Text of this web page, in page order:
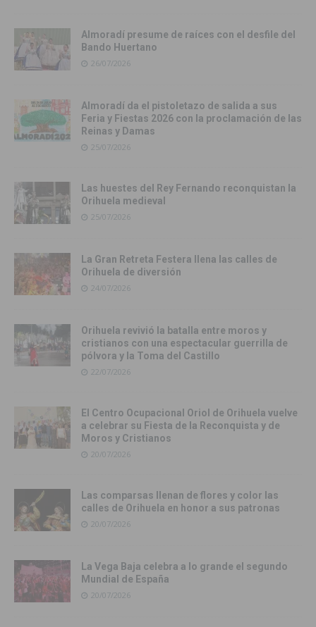
Almoradí presume de raíces con el desfile del
Bando Huertano
26/07/2026
Almoradí da el pistoletazo de salida a sus
Feria y Fiestas 2026 con la proclamación de las
Reinas y Damas
25/07/2026
Las huestes del Rey Fernando reconquistan la
Orihuela medieval
25/07/2026
La Gran Retreta Festera llena las calles de
Orihuela de diversión
24/07/2026
Orihuela revivió la batalla entre moros y
cristianos con una espectacular guerrilla de
pólvora y la Toma del Castillo
22/07/2026
El Centro Ocupacional Oriol de Orihuela vuelve
a celebrar su Fiesta de la Reconquista y de
Moros y Cristianos
20/07/2026
Las comparsas llenan de flores y color las
calles de Orihuela en honor a sus patronas
20/07/2026
La Vega Baja celebra a lo grande el segundo
Mundial de España
20/07/2026